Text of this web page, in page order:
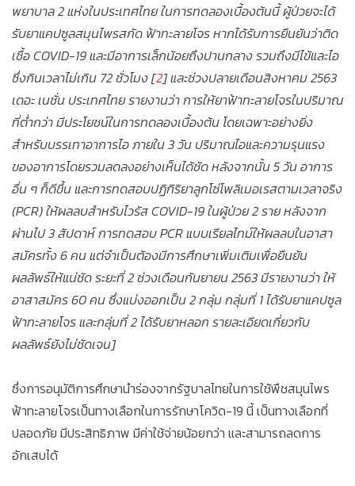
พยาบาล 2 แห่งในประเทศไทย ในการทดลองเบื้องต้นนี้ ผู้ป่วยจะได้
รับยาแคปซูลสมุนไพรสกัด ฟ้าทะลายโจร หากได้รับการยืนยันว่าติด
เชื้อ COVID-19 และมีอาการเล็กน้อยถึงปานกลาง รวมถึงมีไข้และไอ
ซึ่งกินเวลาไม่เกิน 72 ชั่วโมง [2] และช่วงปลายเดือนสิงหาคม 2563
เดอะ เนชั่น ประเทศไทย รายงานว่า การให้ยาฟ้าทะลายโจรในปริมาณ
ที่ต่ำกว่า มีประโยชน์ในการทดลองเบื้องต้น โดยเฉพาะอย่างยิ่ง
สำหรับบรรเทาอาการไอ ภายใน 3 วัน ปริมาณไอและความรุนแรง
ของอาการโดยรวมลดลงอย่างเห็นได้ชัด หลังจากนั้น 5 วัน อาการ
อื่น ๆ ก็ดีขึ้น และการทดสอบปฏิกิริยาลูกโซ่โพลิเมอเรสตามเวลาจริง
(PCR) ให้ผลลบสำหรับไวรัส COVID-19 ในผู้ป่วย 2 ราย หลังจาก
ผ่านไป 3 สัปดาห์ การทดสอบ PCR แบบเรียลไทม์ให้ผลลบในอาสา
สมัครทั้ง 6 คน แต่จำเป็นต้องมีการศึกษาเพิ่มเติมเพื่อยืนยัน
ผลลัพธ์ให้แน่ชัด ระยะที่ 2 ช่วงเดือนกันยายน 2563 มีรายงานว่า ให้
อาสาสมัคร 60 คน ซึ่งแบ่งออกเป็น 2 กลุ่ม กลุ่มที่ 1 ได้รับยาแคปซูล
ฟ้าทะลายโจร และกลุ่มที่ 2 ได้รับยาหลอก รายละเอียดเกี่ยวกับ
ผลลัพธ์ยังไม่ชัดเจน]
ซึ่งการอนุมัติการศึกษานำร่องจากรัฐบาลไทยในการใช้พืชสมุนไพร
ฟ้าทะลายโจรเป็นทางเลือกในการรักษาโควิด-19 นี้ เป็นทางเลือกที่
ปลอดภัย มีประสิทธิภาพ มีค่าใช้จ่ายน้อยกว่า และสามารถลดการ
อักเสบได้